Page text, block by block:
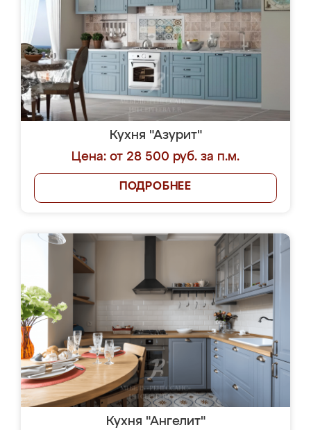
Кухня "Азурит"
Цена: от 28 500 руб. за п.м.
ПОДРОБНЕЕ
Кухня "Ангелит"